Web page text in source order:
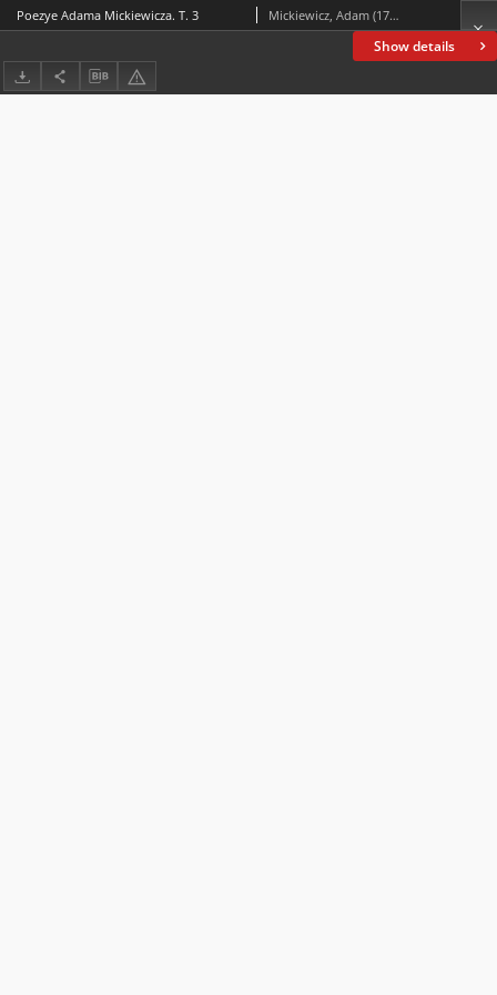
Show details
Poezye Adama Mickiewicza. T. 3 Mickiewicz, Adam (1798-1855)